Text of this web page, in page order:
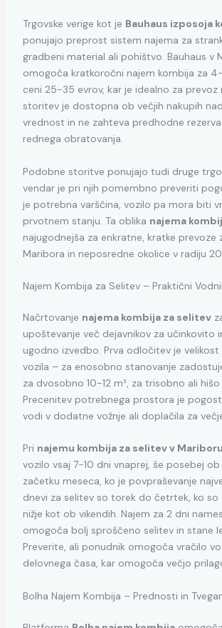
Trgovske verige kot je Bauhaus izposoja
ponujajo preprost sistem najema za
gradbeni material ali pohištvo. Bauhaus v
omogoča kratkoročni najem kombija za
ceni 25-35 evrov, kar je idealno za prevoz
storitev je dostopna ob večjih nakupih
vrednost in ne zahteva predhodne
rednega obratovanja.
Podobne storitve ponujajo tudi druge
vendar je pri njih pomembno preveriti
je potrebna varščina, vozilo pa mora biti
prvotnem stanju. Ta oblika najema
najugodnejša za enkratne, kratke prevoze
Maribora in neposredne okolice v radiju
Najem Kombija za Selitev – Praktični
Načrtovanje najema kombija za selitev
upoštevanje več dejavnikov za učinkovito
ugodno izvedbo. Prva odločitev je
vozila – za enosobno stanovanje
za dvosobno 10-12 m³, za trisobno ali hišo
Precenitev potrebnega prostora je
vodi v dodatne vožnje ali doplačila za
Pri najemu kombija za selitev v Mariboru
vozilo vsaj 7-10 dni vnaprej, še posebej ob
začetku meseca, ko je povpraševanje
dnevi za selitev so torek do četrtek, ko so
nižje kot ob vikendih. Najem za 2 dni
omogoča bolj sproščeno selitev in stane
Preverite, ali ponudnik omogoča vračilo
delovnega časa, kar omogoča večjo
Bolha Najem Kombija – Prednosti in